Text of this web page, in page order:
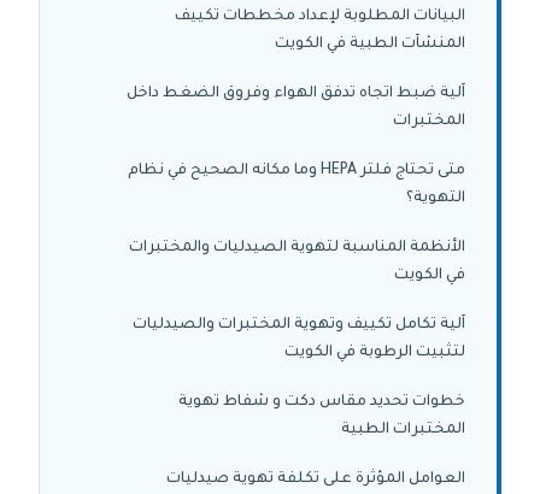
البيانات المطلوبة لإعداد مخططات تكييف
المنشآت الطبية في الكويت
آلية ضبط اتجاه تدفق الهواء وفروق الضغط داخل
المختبرات
متى تحتاج فلتر HEPA وما مكانه الصحيح في نظام
التهوية؟
الأنظمة المناسبة لتهوية الصيدليات والمختبرات
في الكويت
آلية تكامل تكييف وتهوية المختبرات والصيدليات
لتثبيت الرطوبة في الكويت
خطوات تحديد مقاس دكت و شفاط تهوية
المختبرات الطبية
العوامل المؤثرة على تكلفة تهوية صيدليات